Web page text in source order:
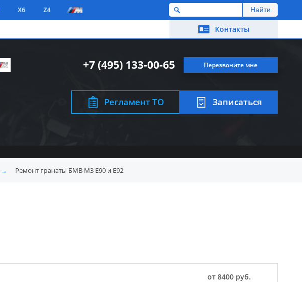
X6 Z4
Контакты
Перезвоните мне
+7 (495) 133-00-65
Регламент ТО Записаться
→ Ремонт гранаты БМВ M3 E90 и E92
от 8400 руб.